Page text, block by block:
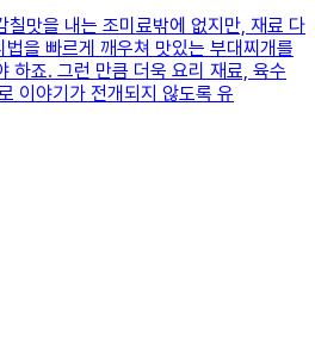
칠맛을 내는 조미료밖에 없지만, 재료 다
을 빠르게 깨우쳐 맛있는 부대찌개를
하죠. 그런 만큼 더욱 요리 재료, 육수
이야기가 전개되지 않도록 유